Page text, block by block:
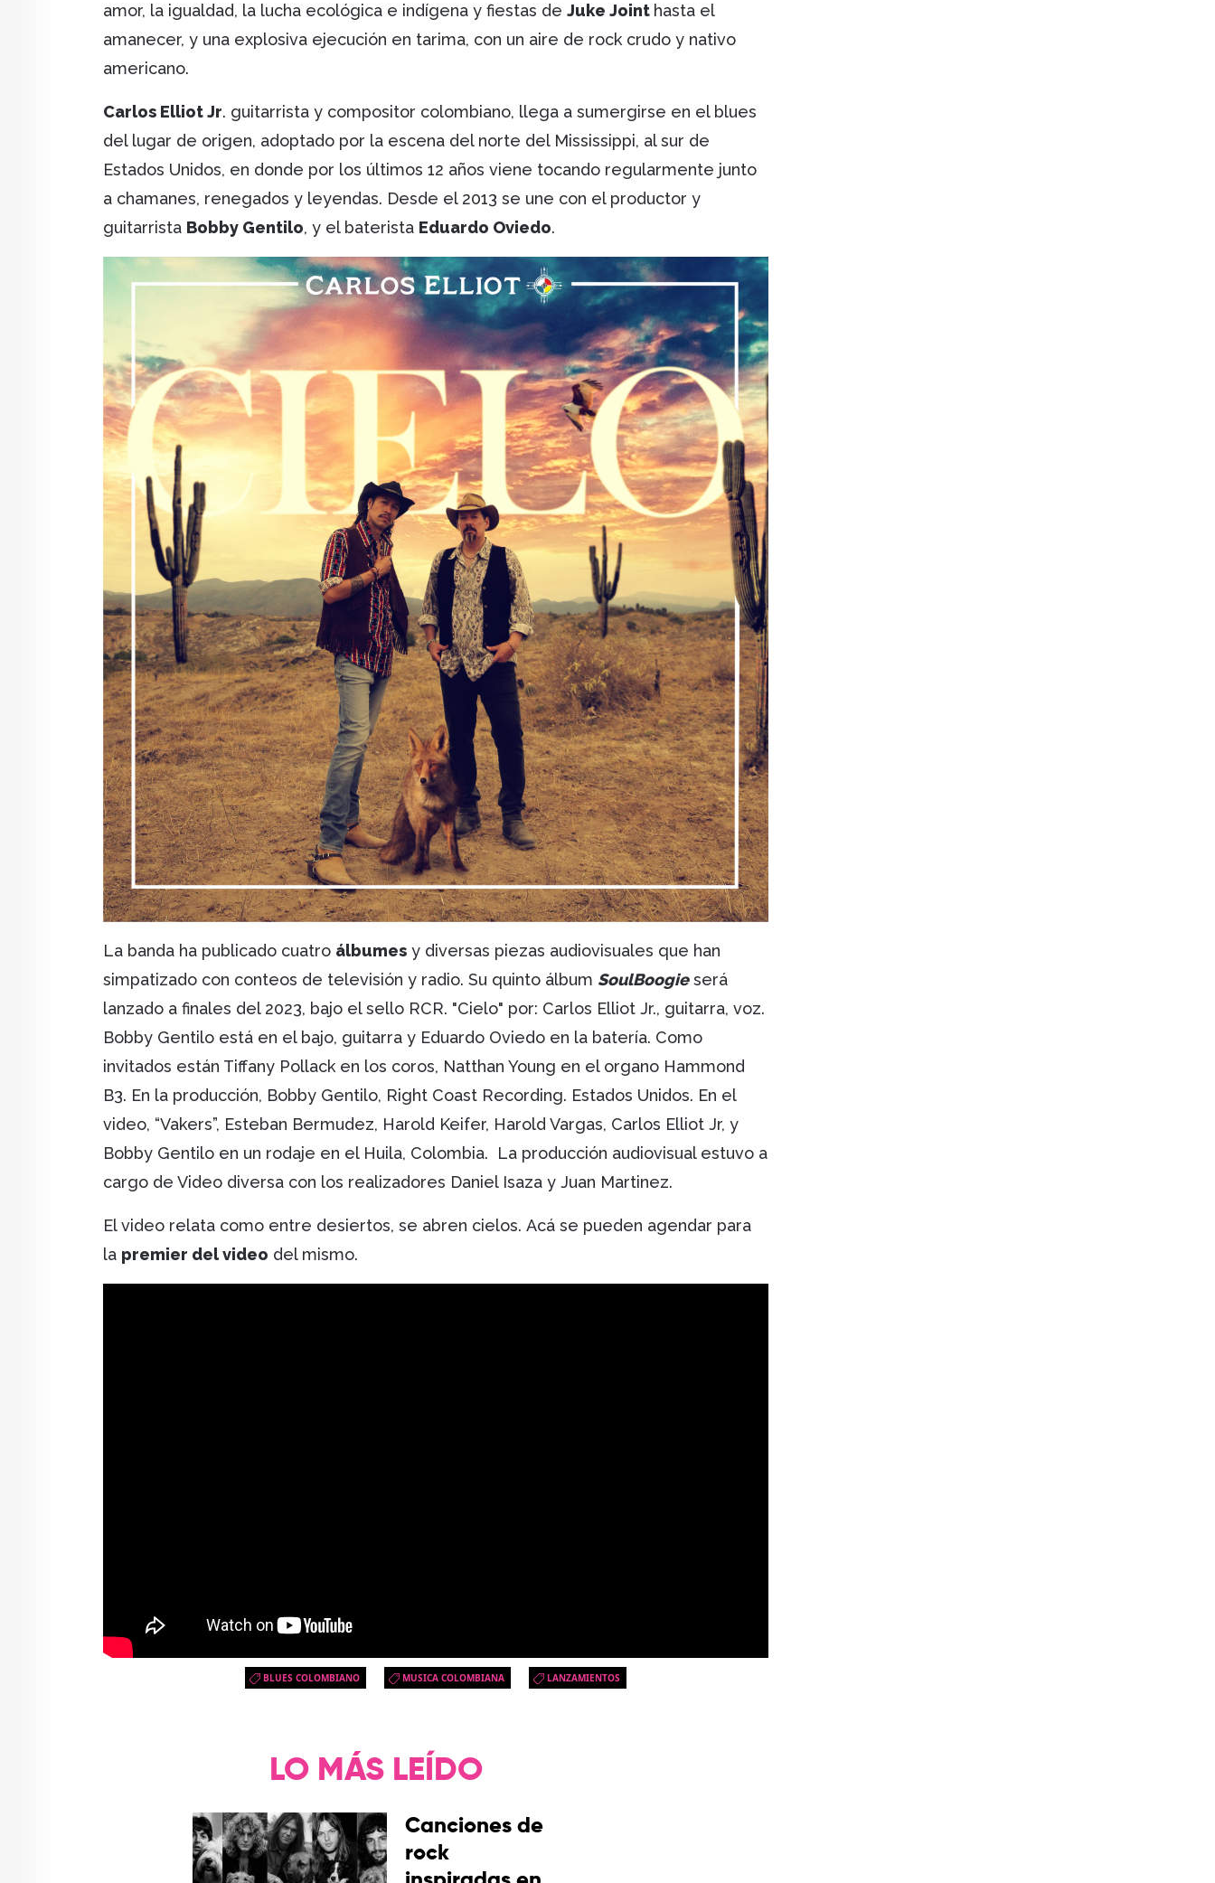
amor, la igualdad, la lucha ecológica e indígena y fiestas de Juke Joint hasta el
amanecer, y una explosiva ejecución en tarima, con un aire de rock crudo y nativo
americano.
Carlos Elliot Jr. guitarrista y compositor colombiano, llega a sumergirse en el blues
del lugar de origen, adoptado por la escena del norte del Mississippi, al sur de
Estados Unidos, en donde por los últimos 12 años viene tocando regularmente junto
a chamanes, renegados y leyendas. Desde el 2013 se une con el productor y
guitarrista Bobby Gentilo, y el baterista Eduardo Oviedo.
La banda ha publicado cuatro álbumes y diversas piezas audiovisuales que han
simpatizado con conteos de televisión y radio. Su quinto álbum SoulBoogieserá
lanzado a finales del 2023, bajo el sello RCR. "Cielo" por: Carlos Elliot Jr., guitarra, voz.
Bobby Gentilo está en el bajo, guitarra y Eduardo Oviedo en la batería. Como
invitados están Tiffany Pollack en los coros, Natthan Young en el organo Hammond
B3. En la producción, Bobby Gentilo, Right Coast Recording. Estados Unidos. En el
video, “Vakers”, Esteban Bermudez, Harold Keifer, Harold Vargas, Carlos Elliot Jr, y
Bobby Gentilo en un rodaje en el Huila, Colombia. La producción audiovisual estuvo a
cargo de Video diversa con los realizadores Daniel Isaza y Juan Martinez.
El video relata como entre desiertos, se abren cielos. Acá se pueden agendar para
la premier del video del mismo.
BLUES COLOMBIANO MUSICA COLOMBIANA LANZAMIENTOS
LO MÁS LEÍDO
Canciones de
rock